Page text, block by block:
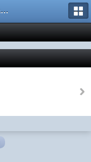
Форум Might-and-Magic.ru